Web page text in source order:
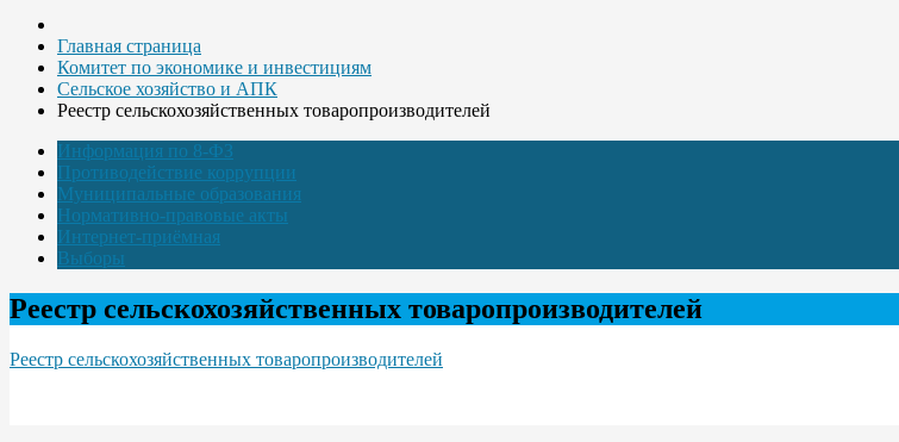
Главная страница
Комитет по экономике и инвестициям
Сельское хозяйство и АПК
Реестр сельскохозяйственных товаропроизводителей
Информация по 8-ФЗ
Противодействие коррупции
Муниципальные образования
Нормативно-правовые акты
Интернет-приёмная
Выборы
Реестр сельскохозяйственных товаропроизводителей
Реестр сельскохозяйственных товаропроизводителей